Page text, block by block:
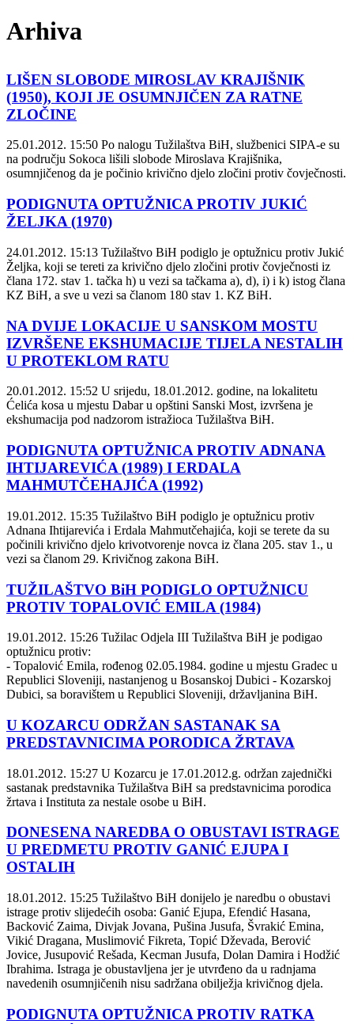
Arhiva
LIŠEN SLOBODE MIROSLAV KRAJIŠNIK
(1950), KOJI JE OSUMNJIČEN ZA RATNE
ZLOČINE
25.01.2012. 15:50 Po nalogu Tužilaštva BiH, službenici SIPA-e su
na području Sokoca lišili slobode Miroslava Krajišnika,
osumnjičenog da je počinio krivično djelo zločini protiv čovječnosti.
PODIGNUTA OPTUŽNICA PROTIV JUKIĆ
ŽELJKA (1970)
24.01.2012. 15:13 Tužilaštvo BiH podiglo je optužnicu protiv Jukić
Željka, koji se tereti za krivično djelo zločini protiv čovječnosti iz
člana 172. stav 1. tačka h) u vezi sa tačkama a), d), i) i k) istog člana
KZ BiH, a sve u vezi sa članom 180 stav 1. KZ BiH.
NA DVIJE LOKACIJE U SANSKOM MOSTU
IZVRŠENE EKSHUMACIJE TIJELA NESTALIH
U PROTEKLOM RATU
20.01.2012. 15:52 U srijedu, 18.01.2012. godine, na lokalitetu
Ćelića kosa u mjestu Dabar u opštini Sanski Most, izvršena je
ekshumacija pod nadzorom istražioca Tužilaštva BiH.
PODIGNUTA OPTUŽNICA PROTIV ADNANA
IHTIJAREVIĆA (1989) I ERDALA
MAHMUTČEHAJIĆA (1992)
19.01.2012. 15:35 Tužilaštvo BiH podiglo je optužnicu protiv
Adnana Ihtijarevića i Erdala Mahmutčehajića, koji se terete da su
počinili krivično djelo krivotvorenje novca iz člana 205. stav 1., u
vezi sa članom 29. Krivičnog zakona BiH.
TUŽILAŠTVO BiH PODIGLO OPTUŽNICU
PROTIV TOPALOVIĆ EMILA (1984)
19.01.2012. 15:26 Tužilac Odjela III Tužilaštva BiH je podigao
optužnicu protiv:
- Topalović Emila, rođenog 02.05.1984. godine u mjestu Gradec u
Republici Sloveniji, nastanjenog u Bosanskoj Dubici - Kozarskoj
Dubici, sa boravištem u Republici Sloveniji, državljanina BiH.
U KOZARCU ODRŽAN SASTANAK SA
PREDSTAVNICIMA PORODICA ŽRTAVA
18.01.2012. 15:27 U Kozarcu je 17.01.2012.g. održan zajednički
sastanak predstavnika Tužilaštva BiH sa predstavnicima porodica
žrtava i Instituta za nestale osobe u BiH.
DONESENA NAREDBA O OBUSTAVI ISTRAGE
U PREDMETU PROTIV GANIĆ EJUPA I
OSTALIH
18.01.2012. 15:25 Tužilaštvo BiH donijelo je naredbu o obustavi
istrage protiv slijedećih osoba: Ganić Ejupa, Efendić Hasana,
Backović Zaima, Divjak Jovana, Pušina Jusufa, Švrakić Emina,
Vikić Dragana, Muslimović Fikreta, Topić Dževada, Berović
Jovice, Jusupović Rešada, Kecman Jusufa, Dolan Damira i Hodžić
Ibrahima. Istraga je obustavljena jer je utvrđeno da u radnjama
navedenih osumnjičenih nisu sadržana obilježja krivičnog djela.
PODIGNUTA OPTUŽNICA PROTIV RATKA